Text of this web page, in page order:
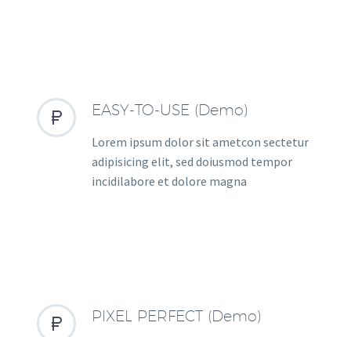

 EASY-TO-USE (Demo)
Lorem ipsum dolor sit ametcon sectetur
adipisicing elit, sed doiusmod tempor
incidilabore et dolore magna

 PIXEL PERFECT (Demo)